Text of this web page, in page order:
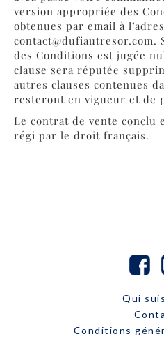
version appropriée des
obtenues par email à
contact@dufiautresor.com.
des Conditions est jugée
clause sera réputée
autres clauses contenues
resteront en vigueur et de
Le contrat de vente conclu
régi par le droit français.
Qui
Conditions